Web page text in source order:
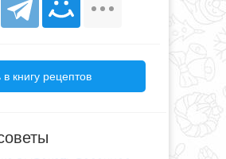
в книгу рецептов